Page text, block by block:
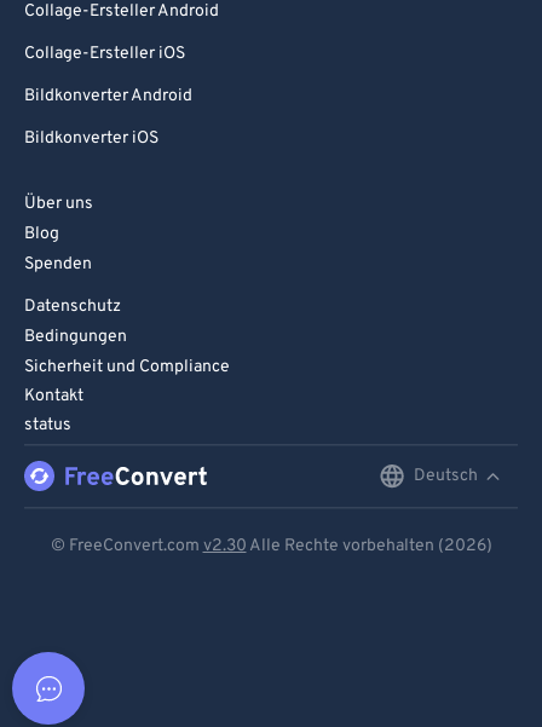
Collage-Ersteller Android
Collage-Ersteller iOS
Bildkonverter Android
Bildkonverter iOS
Über uns
Blog
Spenden
Datenschutz
Bedingungen
Sicherheit und Compliance
Kontakt
status
Deutsch
© FreeConvert.com v2.30 Alle Rechte vorbehalten (2026)